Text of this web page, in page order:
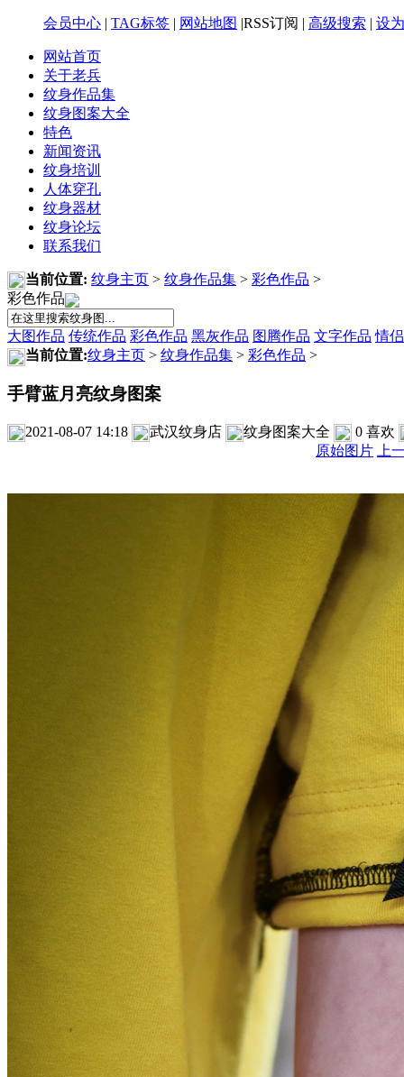
会员中心 | TAG标签 | 网站地图 |RSS订阅 | 高级搜索 | 设
网站首页
关于老兵
纹身作品集
纹身图案大全
特色
新闻资讯
纹身培训
人体穿孔
纹身器材
纹身论坛
联系我们
当前位置: 纹身主页 > 纹身作品集 > 彩色作品 >
彩色作品
大图作品 传统作品 彩色作品 黑灰作品 图腾作品 文字作品 情
当前位置:纹身主页 > 纹身作品集 > 彩色作品 >
手臂蓝月亮纹身图案
2021-08-07 14:18 武汉纹身店 纹身图案大全 0 喜欢
原始图片 上